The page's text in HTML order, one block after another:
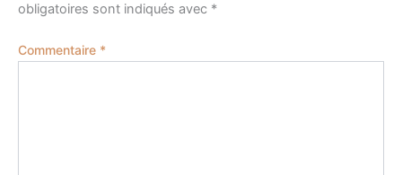
obligatoires sont indiqués avec *
Commentaire *